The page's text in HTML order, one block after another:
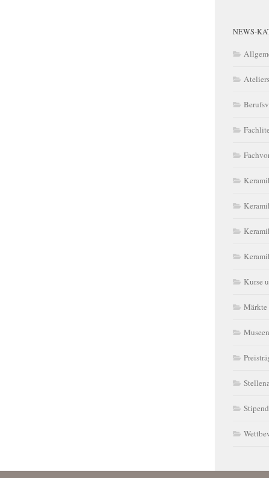
NEWS-
Kurse
Märkte